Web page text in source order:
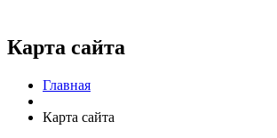
Карта сайта
Главная
Карта сайта